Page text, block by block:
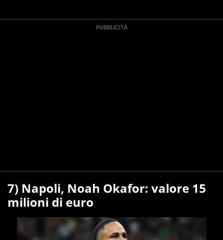
7) Napoli, Noah Okafor: valore 15
milioni di euro